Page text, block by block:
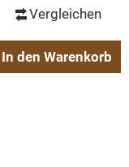
Vergleichen
In den Warenkorb